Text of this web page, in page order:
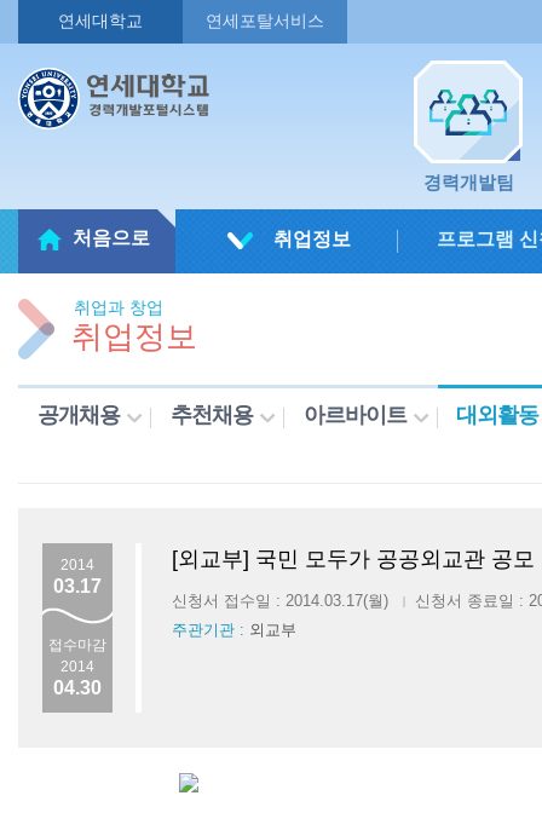
연세대학교 연세포탈서비스
경력개발팀
처음으로 취업정보 프로그램
취업과 창업
취업정보
공개채용 추천채용 아르바이트 대외활동
2014
03.17
접수마감
2014
04.30
[외교부] 국민 모두가 공공외교관 공모
신청서 접수일 : 2014.03.17(월) |
신청서 종료일 :
주관기관 : 외교부